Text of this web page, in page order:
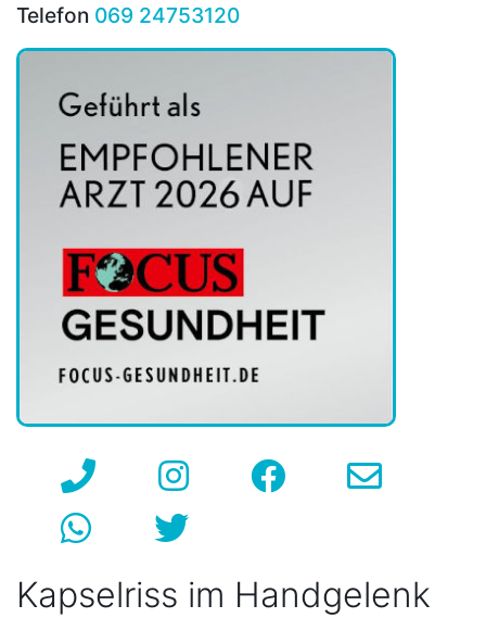
Telefon 069 24753120
Kapselriss im Handgelenk